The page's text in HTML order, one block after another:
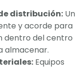
distribución: Un
y acorde para
dentro del centro
almacenar.
Equipos